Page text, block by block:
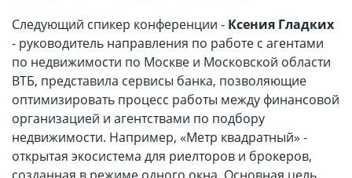
Следующий спикер конференции - Ксения Гладких
- руководитель направления по работе с агентами
по недвижимости по Москве и Московской области
ВТБ, представила сервисы банка, позволяющие
оптимизировать процесс работы между финансовой
организацией и агентствами по подбору
недвижимости. Например, «Метр квадратный» -
открытая экосистема для риелторов и брокеров,